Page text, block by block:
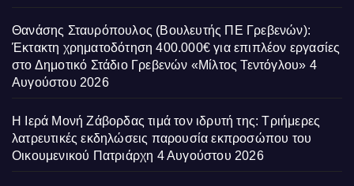
Θανάσης Σταυρόπουλος (Βουλευτής ΠΕ Γρεβενών):
Έκτακτη χρηματοδότηση 400.000€ για επιπλέον εργασίες
στο Δημοτικό Στάδιο Γρεβενών «Μίλτος Τεντόγλου» 4
Αυγούστου 2026
Η Ιερά Μονή Ζάβορδας τιμά τον ιδρυτή της: Τριήμερες
λατρευτικές εκδηλώσεις παρουσία εκπροσώπου του
Οικουμενικού Πατριάρχη 4 Αυγούστου 2026